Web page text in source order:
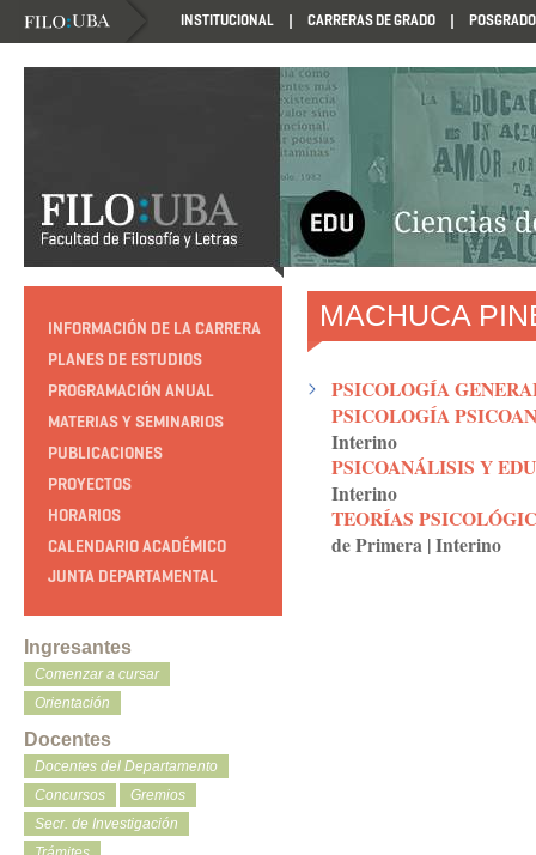
INSTITUCIONAL CARRERAS DE GRADO POSGRADO
HTTP://EDUCACION.FILO.UBA.AR/PROGRAMACION1985
INFORMACIÓN DE LA CARRERA
PLANES DE ESTUDIOS
PROGRAMACIÓN ANUAL
MATERIAS Y SEMINARIOS
PUBLICACIONES
PROYECTOS
HORARIOS
CALENDARIO ACADÉMICO
JUNTA DEPARTAMENTAL
Ingresantes
Comenzar a cursar
Orientación
Docentes
Docentes del Departamento
Concursos
Gremios
Secr. de Investigación
MACHUCA
PSICOLOGÍA
PSICOLOGÍA
Interino
PSICOANÁLISIS Y
Interino
TEORÍAS
de Primera |Interino